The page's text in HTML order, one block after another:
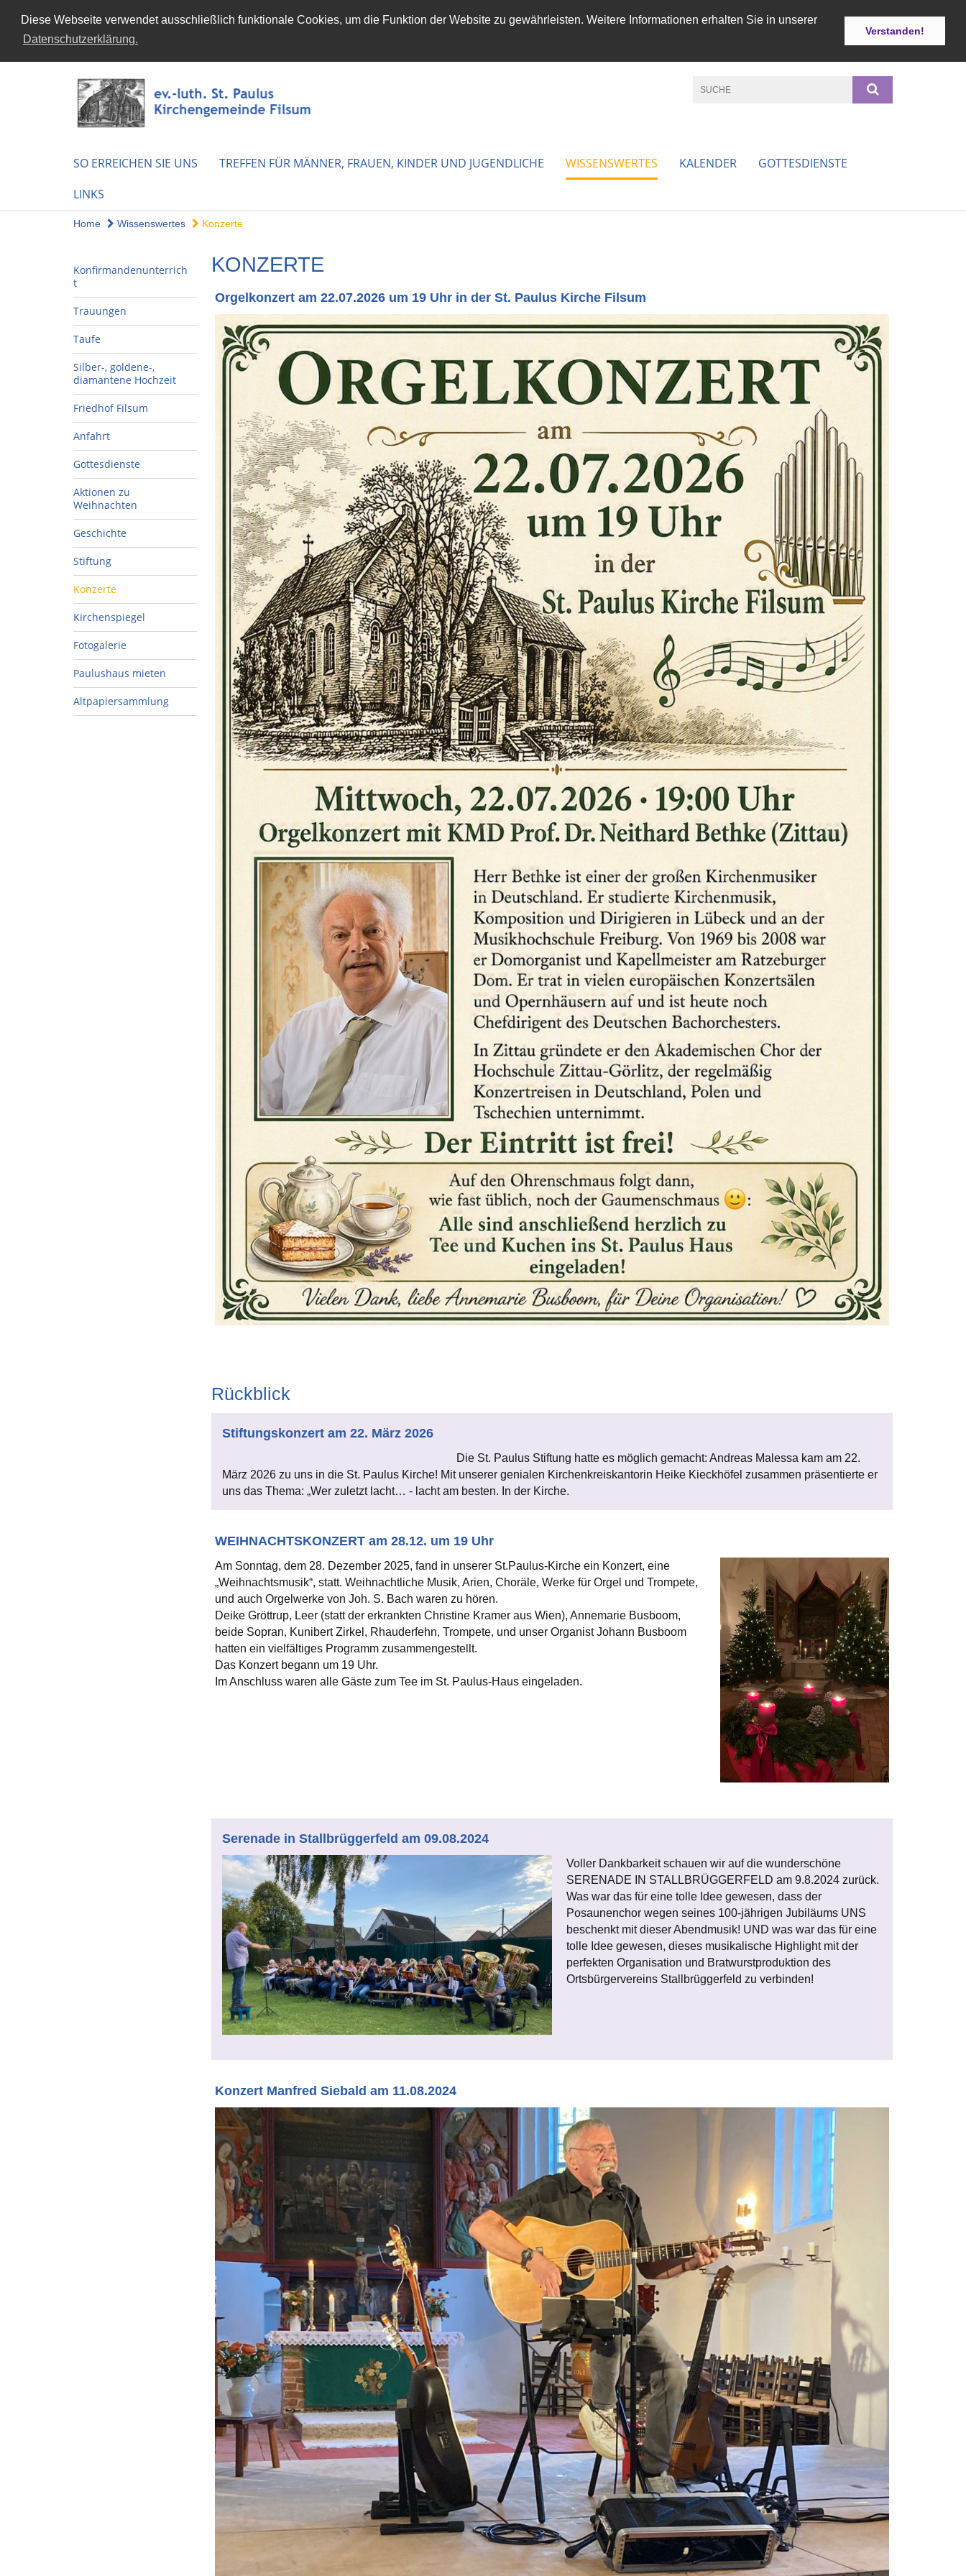
Diese Webseite verwendet ausschließlich funktionale Cookies, um die Funktion der Website zu gewährleisten. Weitere Informationen erhalten Sie in unserer
Datenschutzerklärung.
Verstanden!
SO ERREICHEN SIE UNS TREFFEN FÜR MÄNNER, FRAUEN, KINDER UND JUGENDLICHE WISSENSWERTES KALENDER
GOTTESDIENSTE
LINKS
Home Wissenswertes Konzerte
Konfirmandenunterrich
t
Trauungen
Taufe
Silber-, goldene-,
diamantene Hochzeit
Friedhof Filsum
Anfahrt
Gottesdienste
Aktionen zu
Weihnachten
Geschichte
Stiftung
Konzerte
Kirchenspiegel
Fotogalerie
Paulushaus mieten
Altpapiersammlung
KONZERTE
Orgelkonzert am 22.07.2026 um 19 Uhr in der St. Paulus Kirche Filsum
Rückblick
Stiftungskonzert am 22. März 2026
Die St. Paulus Stiftung hatte es möglich gemacht: Andreas Malessa kam am 22.
März 2026 zu uns in die St. Paulus Kirche! Mit unserer genialen Kirchenkreiskantorin Heike Kieckhöfel zusammen präsentierte er
uns das Thema: „Wer zuletzt lacht… - lacht am besten. In der Kirche.
WEIHNACHTSKONZERT am 28.12. um 19 Uhr
Am Sonntag, dem 28. Dezember 2025, fand in unserer St.Paulus-Kirche ein Konzert, eine
„Weihnachtsmusik“, statt. Weihnachtliche Musik, Arien, Choräle, Werke für Orgel und Trompete,
und auch Orgelwerke von Joh. S. Bach waren zu hören.
Deike Gröttrup, Leer (statt der erkrankten Christine Kramer aus Wien), Annemarie Busboom,
beide Sopran, Kunibert Zirkel, Rhauderfehn, Trompete, und unser Organist Johann Busboom
hatten ein vielfältiges Programm zusammengestellt.
Das Konzert begann um 19 Uhr.
Im Anschluss waren alle Gäste zum Tee im St. Paulus-Haus eingeladen.
Serenade in Stallbrüggerfeld am 09.08.2024
Voller Dankbarkeit schauen wir auf die wunderschöne
SERENADE IN STALLBRÜGGERFELD am 9.8.2024 zurück.
Was war das für eine tolle Idee gewesen, dass der
Posaunenchor wegen seines 100-jährigen Jubiläums UNS
beschenkt mit dieser Abendmusik! UND was war das für eine
tolle Idee gewesen, dieses musikalische Highlight mit der
perfekten Organisation und Bratwurstproduktion des
Ortsbürgervereins Stallbrüggerfeld zu verbinden!
Konzert Manfred Siebald am 11.08.2024